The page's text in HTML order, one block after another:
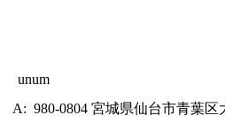
unum
A: 980-0804 宮城県仙台市青葉区